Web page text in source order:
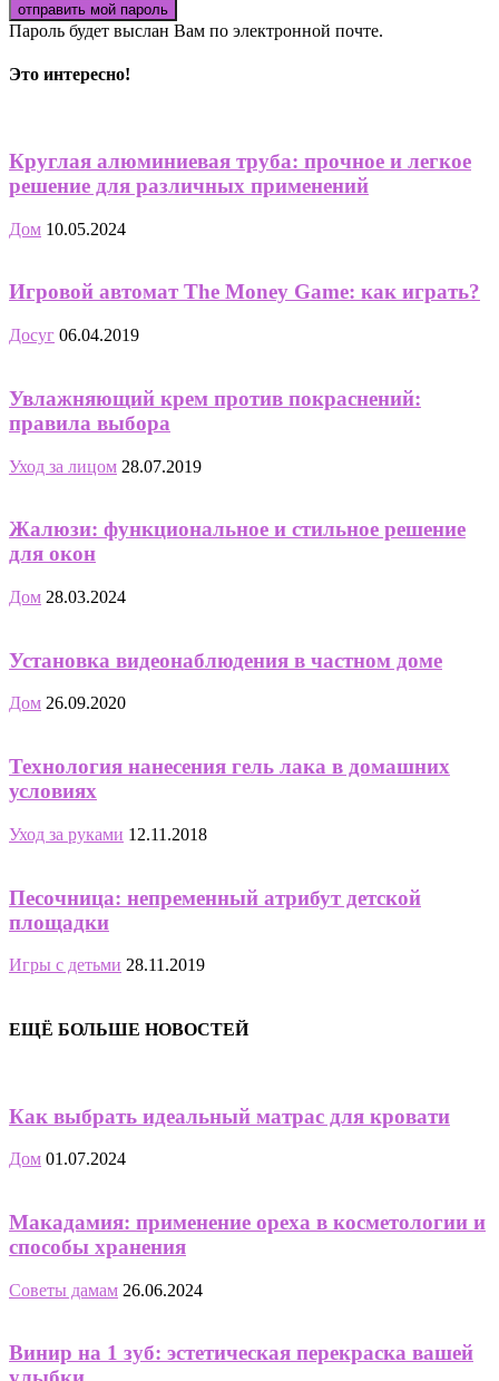
Пароль будет выслан Вам по электронной почте.
Это интересно!
Круглая алюминиевая труба: прочное и легкое
решение для различных применений
Дом 10.05.2024
Игровой автомат The Money Game: как играть?
Досуг 06.04.2019
Увлажняющий крем против покраснений:
правила выбора
Уход за лицом 28.07.2019
Жалюзи: функциональное и стильное решение
для окон
Дом 28.03.2024
Установка видеонаблюдения в частном доме
Дом 26.09.2020
Технология нанесения гель лака в домашних
условиях
Уход за руками 12.11.2018
Песочница: непременный атрибут детской
площадки
Игры с детьми 28.11.2019
ЕЩЁ БОЛЬШЕ НОВОСТЕЙ
Как выбрать идеальный матрас для кровати
Дом 01.07.2024
Макадамия: применение ореха в косметологии и
способы хранения
Советы дамам 26.06.2024
Винир на 1 зуб: эстетическая перекраска вашей